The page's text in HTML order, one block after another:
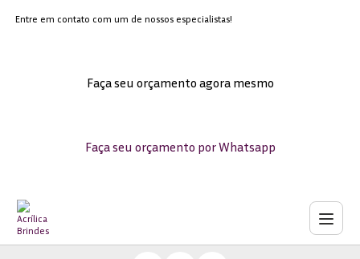
Entre em contato com um de nossos especialistas!
Faça seu orçamento agora mesmo
Faça seu orçamento por Whatsapp